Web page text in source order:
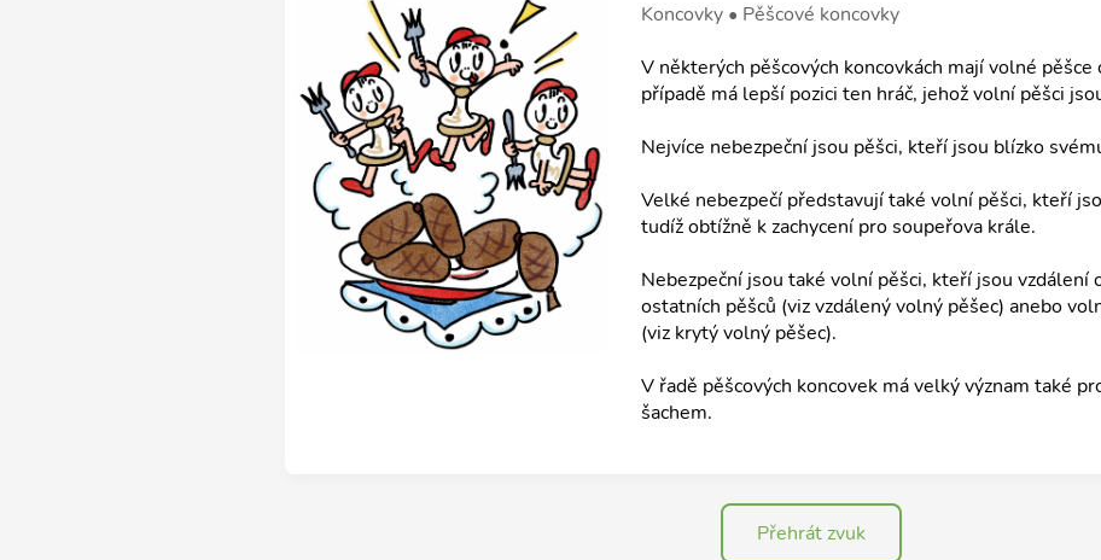
Koncovky • Pěšcové koncovky
V některých pěšcových koncovkách mají volné pěšce
případě má lepší pozici ten hráč, jehož volní pěšci
Nejvíce nebezpeční jsou pěšci, kteří jsou blízko
Velké nebezpečí představují také volní pěšci, kteří
tudíž obtížně k zachycení pro soupeřova krále.
Nebezpeční jsou také volní pěšci, kteří jsou vzdálení
ostatních pěšců (viz vzdálený volný pěšec) anebo
(viz krytý volný pěšec).
V řadě pěšcových koncovek má velký význam také
šachem.
Přehrát zvuk